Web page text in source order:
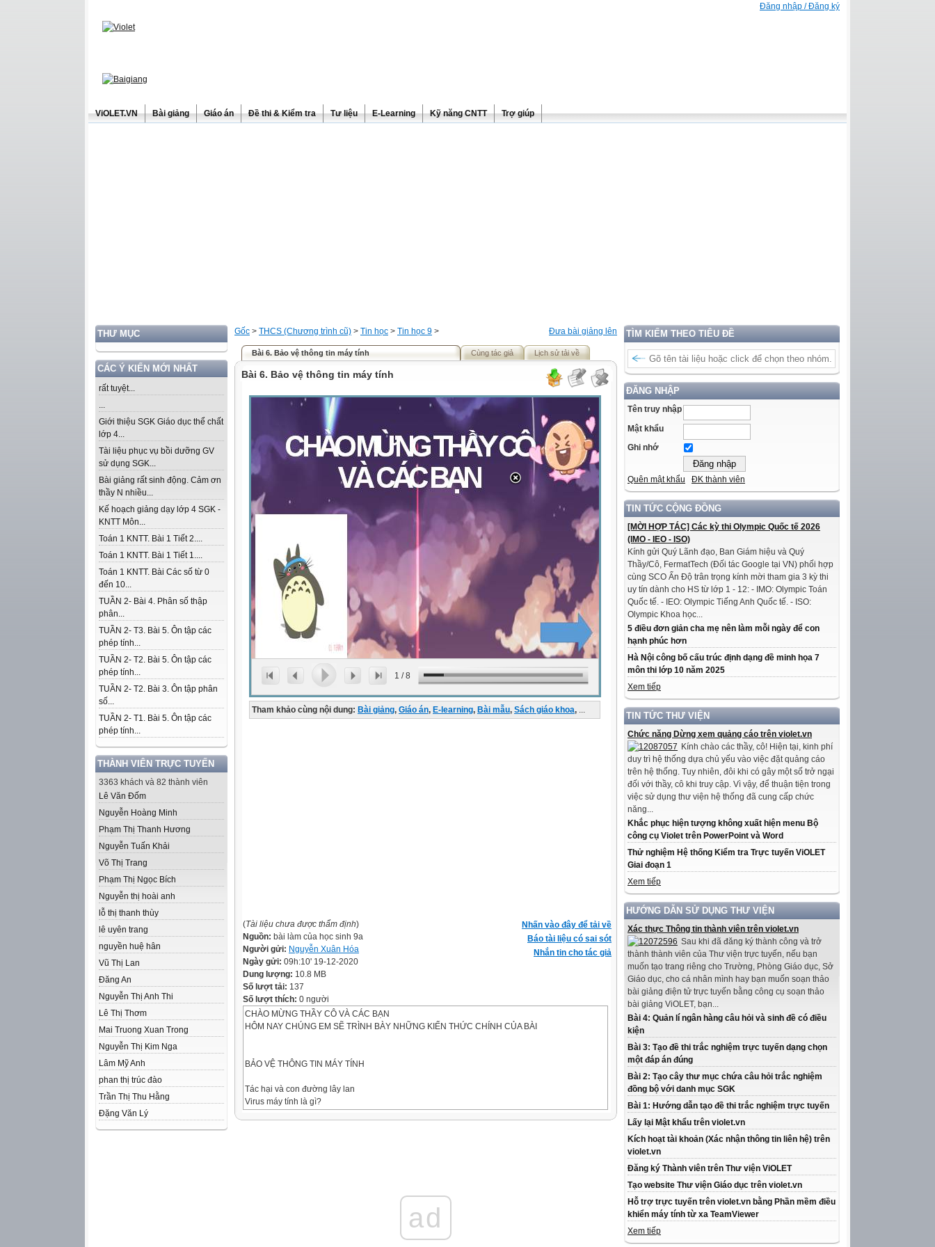
Đăng nhập / Đăng ký
ViOLET.VN Bài giảng Giáo án Đề thi & Kiểm tra Tư liệu E-Learning Kỹ năng CNTT Trợ giúp
THƯ MỤC
CÁC Ý KIẾN MỚI NHẤT
rất tuyệt...
...
Giới thiệu SGK Giáo dục thể chất
lớp 4...
Tài liệu phục vụ bồi dưỡng GV
sử dụng SGK...
Bài giảng rất sinh động. Cảm ơn
thầy N nhiều...
Kế hoạch giảng dạy lớp 4 SGK -
KNTT Môn...
Toán 1 KNTT. Bài 1 Tiết 2....
Toán 1 KNTT. Bài 1 Tiết 1....
Toán 1 KNTT. Bài Các số từ 0
đến 10...
TUẦN 2- Bài 4. Phân số thập
phân...
TUẦN 2- T3. Bài 5. Ôn tập các
phép tính...
TUẦN 2- T2. Bài 5. Ôn tập các
phép tính...
TUẦN 2- T2. Bài 3. Ôn tập phân
số...
TUẦN 2- T1. Bài 5. Ôn tập các
phép tính...
THÀNH VIÊN TRỰC TUYẾN
3363 khách và 82 thành viên
Lê Văn Đốm
Nguyễn Hoàng Minh
Phạm Thị Thanh Hương
Nguyễn Tuấn Khải
Võ Thị Trang
Phạm Thị Ngọc Bích
Nguyễn thị hoài anh
lỗ thị thanh thùy
lê uyên trang
nguyền huệ hân
Vũ Thị Lan
Đăng An
Nguyễn Thị Anh Thi
Lê Thị Thơm
Mai Truong Xuan Trong
Nguyễn Thị Kim Nga
Lâm Mỹ Anh
phan thị trúc đào
Trần Thị Thu Hằng
Đặng Văn Lý
TÌM KIẾM THEO TIÊU ĐỀ
ĐĂNG NHẬP
Tên truy nhập
Mật khẩu
Ghi nhớ
Quên mật khẩu ĐK thành viên
TIN TỨC CỘNG ĐỒNG
[MỜI HỢP TÁC] Các kỳ thi Olympic Quốc tế 2026
(IMO - IEO - ISO)
Kính gửi Quý Lãnh đạo, Ban Giám hiệu và Quý
Thầy/Cô, FermatTech (Đối tác Google tại VN) phối hợp
cùng SCO Ấn Độ trân trọng kính mời tham gia 3 kỳ thi
uy tín dành cho HS từ lớp 1 - 12: - IMO: Olympic Toán
Quốc tế. - IEO: Olympic Tiếng Anh Quốc tế. - ISO:
Olympic Khoa học...
5 điều đơn giản cha mẹ nên làm mỗi ngày để con
hạnh phúc hơn
Hà Nội công bố cấu trúc định dạng đề minh họa 7
môn thi lớp 10 năm 2025
Xem tiếp
TIN TỨC THƯ VIỆN
Chức năng Dừng xem quảng cáo trên violet.vn
Kính chào các thầy, cô! Hiện tại, kinh phí
duy trì hệ thống dựa chủ yếu vào việc đặt quảng cáo
trên hệ thống. Tuy nhiên, đôi khi có gây một số trở ngại
đối với thầy, cô khi truy cập. Vì vậy, để thuận tiện trong
việc sử dụng thư viện hệ thống đã cung cấp chức
năng...
Khắc phục hiện tượng không xuất hiện menu Bộ
công cụ Violet trên PowerPoint và Word
Thử nghiệm Hệ thống Kiểm tra Trực tuyến ViOLET
Giai đoạn 1
Xem tiếp
HƯỚNG DẪN SỬ DỤNG THƯ VIỆN
Xác thực Thông tin thành viên trên violet.vn
Sau khi đã đăng ký thành công và trở
thành thành viên của Thư viện trực tuyến, nếu bạn
muốn tạo trang riêng cho Trường, Phòng Giáo dục, Sở
Giáo dục, cho cá nhân mình hay bạn muốn soạn thảo
bài giảng điện tử trực tuyến bằng công cụ soạn thảo
bài giảng ViOLET, bạn...
Bài 4: Quản lí ngân hàng câu hỏi và sinh đề có điều
kiện
Bài 3: Tạo đề thi trắc nghiệm trực tuyến dạng chọn
một đáp án đúng
Bài 2: Tạo cây thư mục chứa câu hỏi trắc nghiệm
đồng bộ với danh mục SGK
Bài 1: Hướng dẫn tạo đề thi trắc nghiệm trực tuyến
Lấy lại Mật khẩu trên violet.vn
Kích hoạt tài khoản (Xác nhận thông tin liên hệ) trên
violet.vn
Đăng ký Thành viên trên Thư viện ViOLET
Tạo website Thư viện Giáo dục trên violet.vn
Hỗ trợ trực tuyến trên violet.vn bằng Phần mềm điều
khiển máy tính từ xa TeamViewer
Xem tiếp
Đưa bài giảng lên
Gốc > THCS (Chương trình cũ) > Tin học > Tin học 9 >
Bài 6. Bảo vệ thông tin máy tính Cùng tác giả Lịch sử tải về
Bài 6. Bảo vệ thông tin máy tính
1 /8
Tham khảo cùng nội dung: Bài giảng, Giáo án, E-learning, Bài mẫu, Sách giáo khoa, ...
Nhấn vào đây để tải về
Báo tài liệu có sai sót
Nhắn tin cho tác giả
(Tài liệu chưa được thẩm định)
Nguồn: bài làm của học sinh 9a
Người gửi: Nguyễn Xuân Hóa
Ngày gửi: 09h:10' 19-12-2020
Dung lượng: 10.8 MB
Số lượt tải: 137
Số lượt thích: 0 người
CHÀO MỪNG THẦY CÔ VÀ CÁC BẠN
HÔM NAY CHÚNG EM SẼ TRÌNH BÀY NHỮNG KIẾN THỨC CHÍNH CỦA BÀI
BẢO VỆ THÔNG TIN MÁY TÍNH
Tác hại và con đường lây lan
Virus máy tính là gì?
- VIRUS MÁY TÍNH LÀ 1 CHƯƠNG TRÌNH HAY ĐOẠN CHƯƠNG TRÌNH CÓ KHẢ NĂNG
NHÂN BẢN HAY TỰ SAO CHÉP CHÍNH NÓ TỪ ĐỐI TƯỢNG BỊ LÂY NHIỄM NÀY SANG ĐỐI
ad